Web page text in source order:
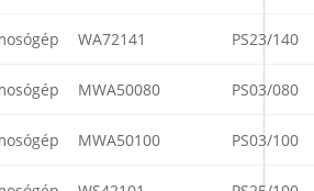
WA72141 PS23/140
MWA50080 PS03/080
MWA50100 PS03/100